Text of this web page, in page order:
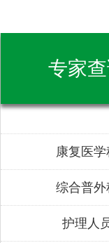
专家
康复医学
综合普外
护理人